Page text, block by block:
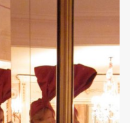
l enregistrement de
"J'ai quelque
a La Seine Musicale